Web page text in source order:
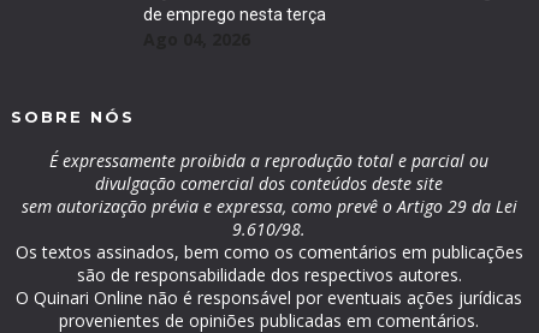
de emprego nesta terça
SOBRE NÓS
É expressamente proibida a reprodução total e parcial ou
divulgação comercial dos conteúdos deste site
sem autorização prévia e expressa, como prevê o Artigo 29 da Lei
9.610/98.
Os textos assinados, bem como os comentários em publicações
são de responsabilidade dos respectivos autores.
O Quinari Online não é responsável por eventuais ações jurídicas
provenientes de opiniões publicadas em comentários.